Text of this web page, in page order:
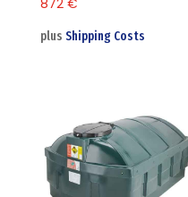
plus Shipping Costs